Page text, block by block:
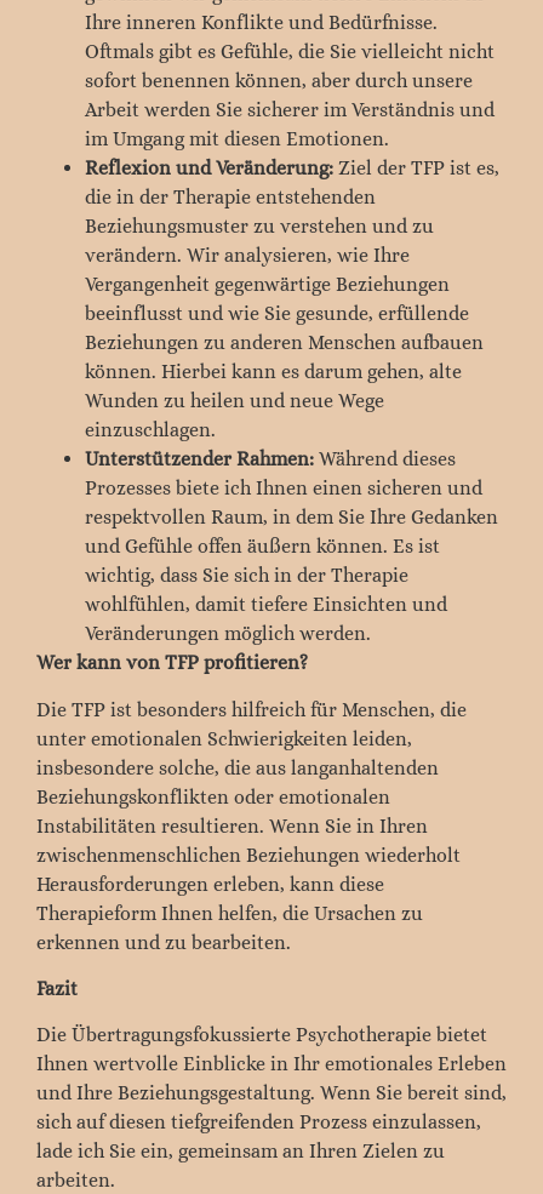
Ihre inneren Konflikte und Bedürfnisse.
Oftmals gibt es Gefühle, die Sie vielleicht nicht
sofort benennen können, aber durch unsere
Arbeit werden Sie sicherer im Verständnis und
im Umgang mit diesen Emotionen.
Reflexion und Veränderung: Ziel der TFP ist es,
die in der Therapie entstehenden
Beziehungsmuster zu verstehen und zu
verändern. Wir analysieren, wie Ihre
Vergangenheit gegenwärtige Beziehungen
beeinflusst und wie Sie gesunde, erfüllende
Beziehungen zu anderen Menschen aufbauen
können. Hierbei kann es darum gehen, alte
Wunden zu heilen und neue Wege
einzuschlagen.
Unterstützender Rahmen: Während dieses
Prozesses biete ich Ihnen einen sicheren und
respektvollen Raum, in dem Sie Ihre Gedanken
und Gefühle offen äußern können. Es ist
wichtig, dass Sie sich in der Therapie
wohlfühlen, damit tiefere Einsichten und
Veränderungen möglich werden.
Wer kann von TFP profitieren?
Die TFP ist besonders hilfreich für Menschen, die
unter emotionalen Schwierigkeiten leiden,
insbesondere solche, die aus langanhaltenden
Beziehungskonflikten oder emotionalen
Instabilitäten resultieren. Wenn Sie in Ihren
zwischenmenschlichen Beziehungen wiederholt
Herausforderungen erleben, kann diese
Therapieform Ihnen helfen, die Ursachen zu
erkennen und zu bearbeiten.
Fazit
Die Übertragungsfokussierte Psychotherapie bietet
Ihnen wertvolle Einblicke in Ihr emotionales Erleben
und Ihre Beziehungsgestaltung. Wenn Sie bereit sind,
sich auf diesen tiefgreifenden Prozess einzulassen,
lade ich Sie ein, gemeinsam an Ihren Zielen zu
arbeiten.